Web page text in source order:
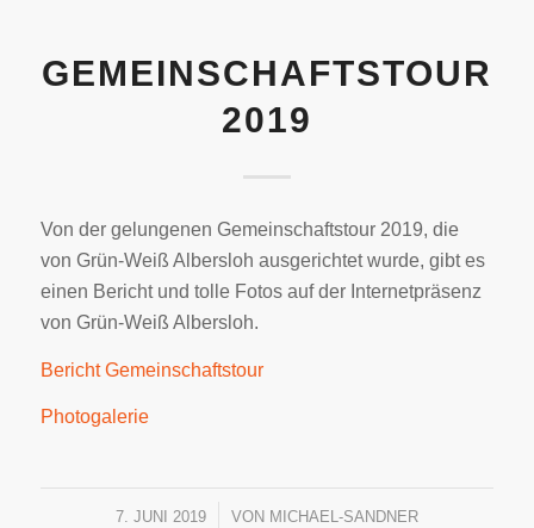
GEMEINSCHAFTSTOUR
2019
Von der gelungenen Gemeinschaftstour 2019, die
von Grün-Weiß Albersloh ausgerichtet wurde, gibt es
einen Bericht und tolle Fotos auf der Internetpräsenz
von Grün-Weiß Albersloh.
Bericht Gemeinschaftstour
Photogalerie
7. JUNI 2019
/ VON MICHAEL-SANDNER